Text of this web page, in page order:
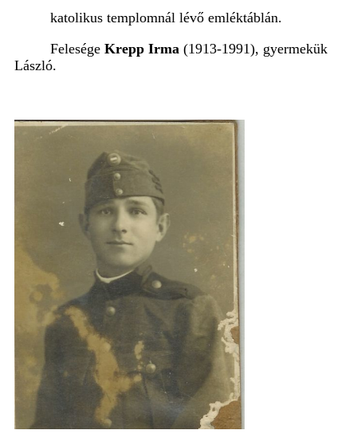
katolikus templomnál lévő emléktáblán.
Felesége Krepp Irma (1913-1991), gyermekük
László.